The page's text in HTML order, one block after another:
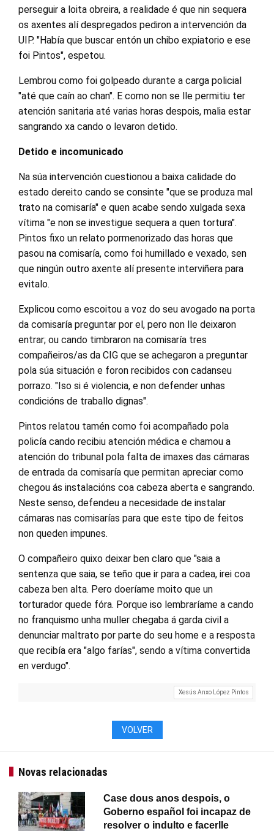
perseguir a loita obreira, a realidade é que nin sequera
os axentes alí despregados pediron a intervención da
UIP. "Había que buscar entón un chibo expiatorio e ese
foi Pintos", espetou.
Lembrou como foi golpeado durante a carga policial
"até que caín ao chan". E como non se lle permitiu ter
atención sanitaria até varias horas despois, malia estar
sangrando xa cando o levaron detido.
Detido e incomunicado
Na súa intervención cuestionou a baixa calidade do
estado dereito cando se consinte "que se produza mal
trato na comisaría" e quen acabe sendo xulgada sexa
vítima "e non se investigue sequera a quen tortura".
Pintos fixo un relato pormenorizado das horas que
pasou na comisaría, como foi humillado e vexado, sen
que ningún outro axente alí presente interviñera para
evitalo.
Explicou como escoitou a voz do seu avogado na porta
da comisaría preguntar por el, pero non lle deixaron
entrar; ou cando timbraron na comisaría tres
compañeiros/as da CIG que se achegaron a preguntar
pola súa situación e foron recibidos con cadanseu
porrazo. "Iso si é violencia, e non defender unhas
condicións de traballo dignas".
Pintos relatou tamén como foi acompañado pola
policía cando recibiu atención médica e chamou a
atención do tribunal pola falta de imaxes das cámaras
de entrada da comisaría que permitan apreciar como
chegou ás instalacións coa cabeza aberta e sangrando.
Neste senso, defendeu a necesidade de instalar
cámaras nas comisarías para que este tipo de feitos
non queden impunes.
O compañeiro quixo deixar ben claro que "saia a
sentenza que saia, se teño que ir para a cadea, irei coa
cabeza ben alta. Pero doeríame moito que un
torturador quede fóra. Porque iso lembraríame a cando
no franquismo unha muller chegaba á garda civil a
denunciar maltrato por parte do seu home e a resposta
que recibía era "algo farías", sendo a vítima convertida
en verdugo".
Xesús Anxo López Pintos
VOLVER
Novas relacionadas
Case dous anos despois, o
Goberno español foi incapaz de
resolver o indulto e facerlle